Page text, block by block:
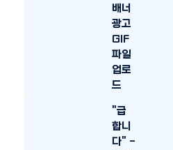
배너
광고
GIF
파일
업로
드
"급
합니
다" -